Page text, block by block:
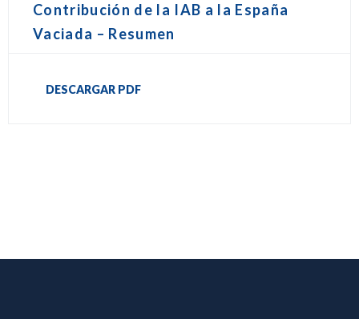
Contribución de la IAB a la España
Vaciada – Resumen
DESCARGAR PDF